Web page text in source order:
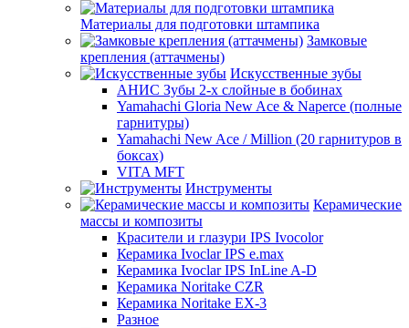
Материалы для подготовки штампика
Замковые
крепления (аттачмены)
Искусственные зубы
АНИС Зубы 2-х слойные в бобинах
Yamahachi Gloria New Ace & Naperce (полные
гарнитуры)
Yamahachi New Ace / Million (20 гарнитуров в
боксах)
VITA MFT
Инструменты
Керамические
массы и композиты
Красители и глазури IPS Ivocolor
Керамика Ivoclar IPS e.max
Керамика Ivoclar IPS InLine A-D
Керамика Noritake CZR
Керамика Noritake EX-3
Разное